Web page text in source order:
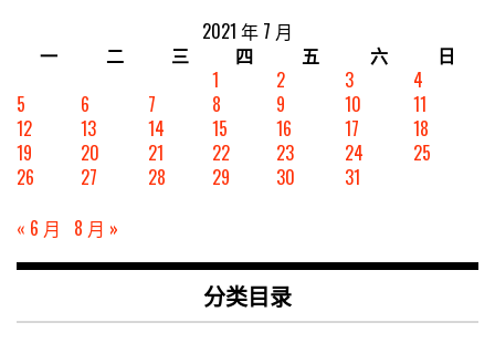
2021 年 7 月
一
二 三 四 五 六
日
1
2 3
4
5
6 7 8 9 10
11
12
13 14 15 16 17
18
19
20 21 22 23 24
25
26
27 28 29 30
31
« 6 月
8 月 »
分类目录